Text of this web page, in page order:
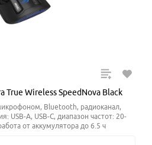
True Wireless SpeedNova Black
Bluetooth, радиоканал,
USB-A, USB-C, диапазон частот: 20-
от аккумулятора до 6.5 ч